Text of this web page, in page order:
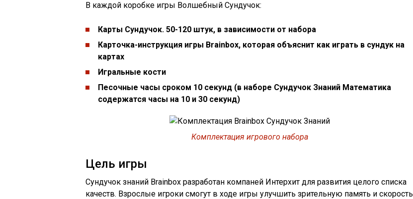
В каждой коробке игры Волшебный Сундучок:
Карты Сундучок. 50-120 штук, в зависимости от набора
Карточка-инструкция игры Brainbox, которая объяснит как играть в сундук на
картах
Игральные кости
Песочные часы сроком 10 секунд (в наборе Сундучок Знаний Математика
содержатся часы на 10 и 30 секунд)
Комплектация игрового набора
Цель игры
Сундучок знаний Brainbox разработан компаней Интерхит для развития целого списка
качеств. Взрослые игроки смогут в ходе игры улучшить зрительную память и скорость